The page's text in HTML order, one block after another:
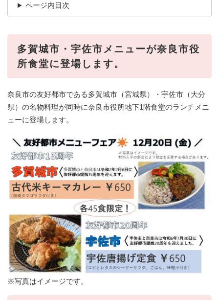
ページ内目次
多賀城市・宇佐市メニューが奈良市役
所食堂に登場します。
奈良市の友好都市である多賀城市（宮城県）・宇佐市（大分
県）の名物料理が同時に奈良市役所地下1階食堂のランチメニ
ューに登場します。
※写真はイメージです。